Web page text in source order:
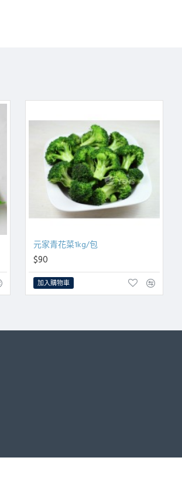
元家青花菜1kg/包
$90
加入購物車